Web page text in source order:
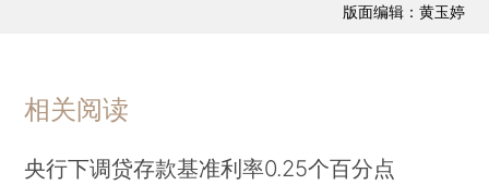
版面编辑：黄玉婷
相关阅读
央行下调贷存款基准利率0.25个百分点